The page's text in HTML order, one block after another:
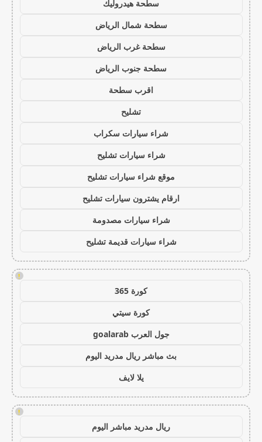
سطحة هيدروليك
سطحة شمال الرياض
سطحة غرب الرياض
سطحة جنوب الرياض
اقرب سطحة
تشليح
شراء سيارات سكراب
شراء سيارات تشليح
موقع شراء سيارات تشليح
ارقام يشترون سيارات تشليح
شراء سيارات مصدومة
شراء سيارات قديمة تشليح
!
كورة 365
كورة سيتي
جول العرب goalarab
بث مباشر ريال مدريد اليوم
يلا لايف
!
ريال مدريد مباشر اليوم